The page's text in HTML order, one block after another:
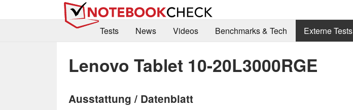
Tests
News Videos Benchmarks & Tech Externe Tests
Lenovo Tablet 10-20L3000RGE
Ausstattung / Datenblatt